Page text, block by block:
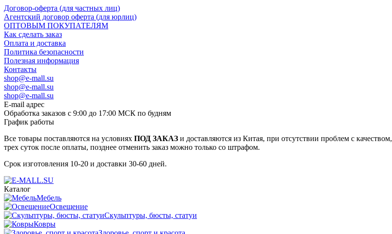
Договор-оферта (для частных лиц)
Агентский договор оферта (для юрлиц)
ОПТОВЫМ ПОКУПАТЕЛЯМ
Как сделать заказ
Оплата и доставка
Политика безопасности
Полезная информация
Контакты
shop@e-mall.su
shop@e-mall.su
shop@e-mall.su
E-mail адрес
Обработка заказов с 9:00 до 17:00 МСК по будням
График работы
Все товары поставляются на условиях ПОД ЗАКАЗ и доставляются из Китая, при отсутствии проблем с качеством,
трех суток после оплаты, позднее отменить заказ можно только со штрафом.
Срок изготовления 10-20 и доставки 30-60 дней.
Каталог
Мебель
Освещение
Скульптуры, бюсты, статуи
Ковры